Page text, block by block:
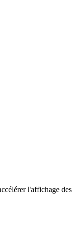
l'affichage des